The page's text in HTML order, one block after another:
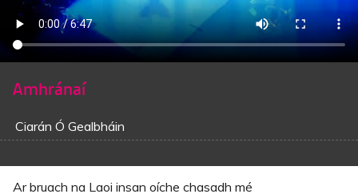
Amhránaí
Ciarán Ó Gealbháin
Ar bruach na Laoi insan oíche chasadh mé